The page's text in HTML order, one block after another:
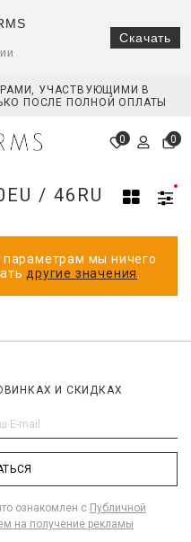
УЧАСТВУЮЩИМИ В
ПОСЛЕ ПОЛНОЙ ОПЛАТЫ
0 0
/ 46RU
мы ничего
другие значения
И СКИДКАХ
ознакомлен с Публичной
на получение рекламы
Скачать